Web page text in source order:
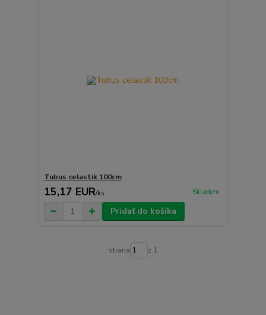
Tubus celastik 100cm
15,17 EUR/ks Skladom
Pridať do košíka
strana z 1